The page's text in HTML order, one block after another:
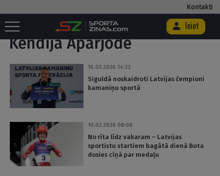
Kontakti
Ieiet
Sākums Birka "Kendija Aparjode"
Kendija Aparjode
16.03.2026 14:32
Siguldā noskaidroti Latvijas čempioni
kamaniņu sportā
10.02.2026 08:08
No rīta līdz vakaram – Latvijas
sportistu startiem bagātā dienā Bota
dosies cīņā par medaļu